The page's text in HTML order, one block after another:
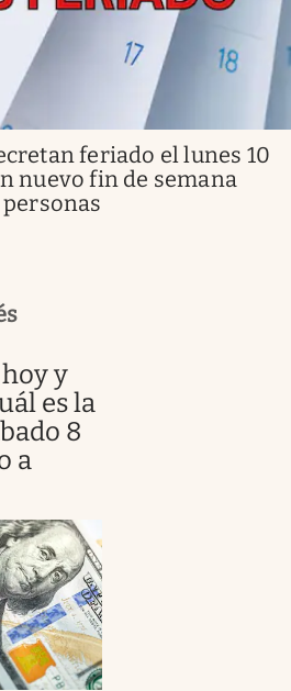
feriado el lunes 10
nuevo fin de semana
y
es la
8
a